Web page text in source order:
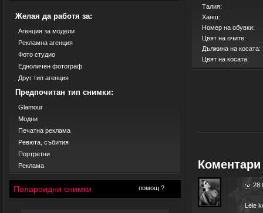
Желая да работя за:
Агенция за модели
Рекламна агенция
Фото студио
Едноличен фотограф
Друг тип агенция
Предпочитан тип снимки:
Glamour
Модни
Печатна реклама
Ревюта, събития
Портретни
Реклама
Полароидни снимки помощ ?
Талия:
Ханш:
Номер на обувки:
Цвят на очите:
Дължина на косата:
Цвят на косата:
Коментари
Lele